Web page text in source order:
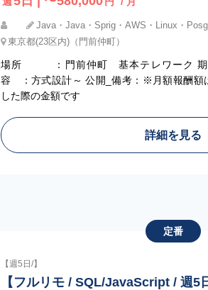
Java・Java・Sprig・AWS・Linux・
東京都(23区内)（門前仲町）
場所 ：門前仲町 基本テレワーク
容 ：方式設計～ 公開_備考：※月額報酬額
した際の金額です
詳細を見る
定番
【週5日/】
【フルリモ / SQL/JavaScript / 週5